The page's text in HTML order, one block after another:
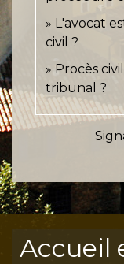
L'avocat
civil ?
Procès
tribunal ?
Accueil